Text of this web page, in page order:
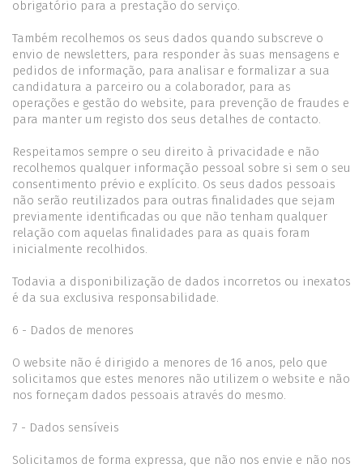
obrigatório para a prestação do serviço.
Também recolhemos os seus dados quando subscreve o
envio de newsletters, para responder às suas mensagens e
pedidos de informação, para analisar e formalizar a sua
candidatura a parceiro ou a colaborador, para as
operações e gestão do website, para prevenção de fraudes e
para manter um registo dos seus detalhes de contacto.
Respeitamos sempre o seu direito à privacidade e não
recolhemos qualquer informação pessoal sobre si sem o seu
consentimento prévio e explícito. Os seus dados pessoais
não serão reutilizados para outras finalidades que sejam
previamente identificadas ou que não tenham qualquer
relação com aquelas finalidades para as quais foram
inicialmente recolhidos.
Todavia a disponibilização de dados incorretos ou inexatos
é da sua exclusiva responsabilidade.
6 - Dados de menores
O website não é dirigido a menores de 16 anos, pelo que
solicitamos que estes menores não utilizem o website e não
nos forneçam dados pessoais através do mesmo.
7 - Dados sensíveis
Solicitamos de forma expressa, que não nos envie e não nos